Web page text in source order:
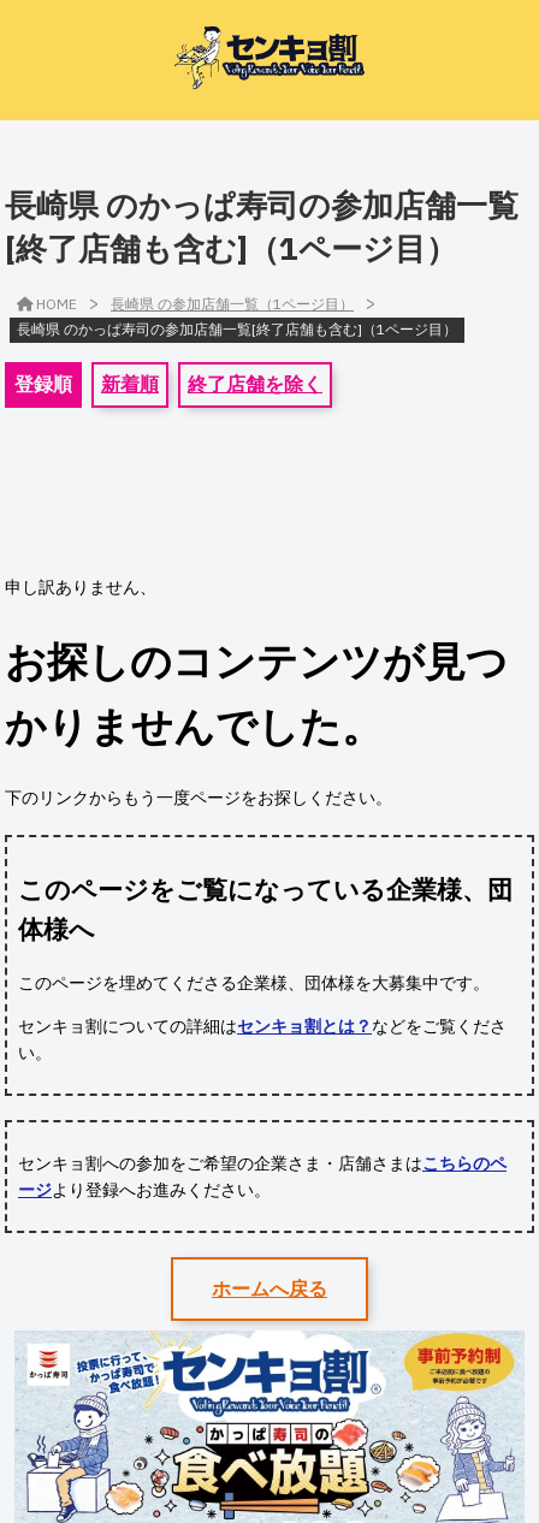
長崎県 のかっぱ寿司の参加店舗一覧
[終了店舗も含む]（1ページ目）
HOME > 長崎県 の参加店舗一覧（1ページ目） >
長崎県 のかっぱ寿司の参加店舗一覧[終了店舗も含む]（1ページ目）
登録順 新着順 終了店舗を除く
申し訳ありません、
お探しのコンテンツが見つ
かりませんでした。
下のリンクからもう一度ページをお探しください。
このページをご覧になっている企業様、団
体様へ
このページを埋めてくださる企業様、団体様を大募集中です。
センキョ割についての詳細はセンキョ割とは？ などをご覧くださ
い。
センキョ割への参加をご希望の企業さま・店舗さまはこちらのペ
ージより登録へお進みください。
ホームへ戻る